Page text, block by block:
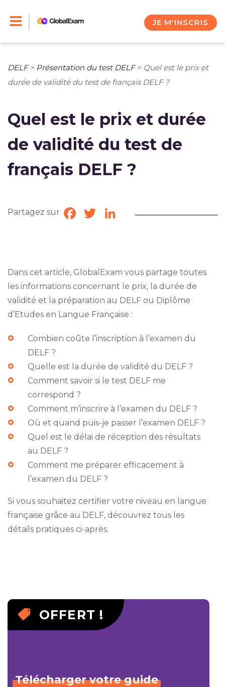
JE M'INSCRIS
DELF> Présentation du test DELF> Quel est le prix et
durée de validité du test de français DELF ?
Quel est le prix et durée
de validité du test de
français DELF ?
Partagez sur Facebook
TwitterLinkedIn
Dans cet article, GlobalExam vous partage toutes
les informations concernant le prix, la durée de
validité et la préparation au DELF ou Diplôme
d’Etudes en Langue Française :
Combien coûte l’inscription à l’examen du
DELF ?
Quelle est la durée de validité du DELF ?
Comment savoir si le test DELF me
correspond ?
Comment m’inscrire à l’examen du DELF ?
Où et quand puis-je passer l’examen DELF ?
Quel est le délai de réception des résultats
au DELF ?
Comment me préparer efficacement à
l’examen du DELF ?
Si vous souhaitez certifier votre niveau en langue
française grâce au DELF, découvrez tous les
détails pratiques ci-après.
OFFERT !
Télécharger votre guide